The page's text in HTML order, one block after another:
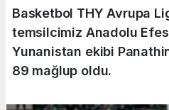
Basketbol THY Avrupa
temsilcimiz Anadolu
Yunanistan ekibi
89 mağlup oldu.